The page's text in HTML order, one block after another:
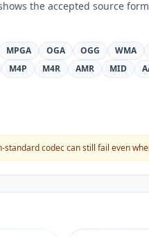
the accepted source
MPGA OGA OGG WMA
M4P M4R AMR MID
standard codec can still fail even